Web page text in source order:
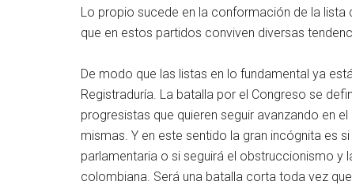
Lo propio sucede en la conformación de la
que en estos partidos conviven diversas
De modo que las listas en lo fundamental ya
Registraduría. La batalla por el Congreso se
progresistas que quieren seguir avanzando en
mismas. Y en este sentido la gran incógnita es
parlamentaria o si seguirá el obstruccionismo
colombiana. Será una batalla corta toda vez